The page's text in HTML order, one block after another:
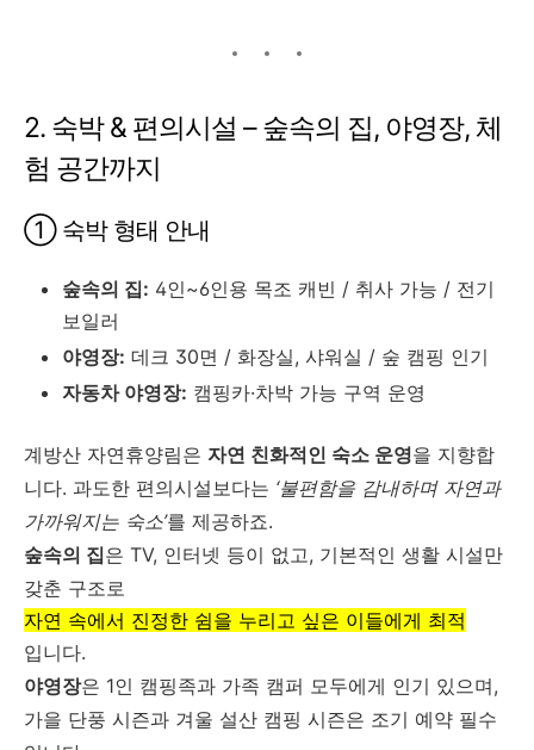
2. 숙박 & 편의시설 – 숲속의 집, 야영장, 체
험 공간까지
① 숙박 형태 안내
숲속의 집: 4인~6인용 목조 캐빈 / 취사 가능 / 전기
보일러
야영장: 데크 30면 / 화장실, 샤워실 / 숲 캠핑 인기
자동차 야영장: 캠핑카·차박 가능 구역 운영
계방산 자연휴양림은 자연 친화적인 숙소 운영을 지향합
니다. 과도한 편의시설보다는 ‘불편함을 감내하며 자연과
가까워지는 숙소’를 제공하죠.
숲속의 집은 TV, 인터넷 등이 없고, 기본적인 생활 시설만
갖춘 구조로
자연 속에서 진정한 쉼을 누리고 싶은 이들에게 최적
입니다.
야영장은 1인 캠핑족과 가족 캠퍼 모두에게 인기 있으며,
가을 단풍 시즌과 겨울 설산 캠핑 시즌은 조기 예약 필수